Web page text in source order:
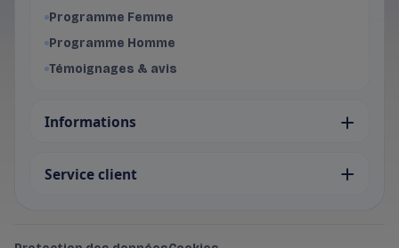
Programme Femme
Programme Homme
Témoignages & avis
Informations
Service client